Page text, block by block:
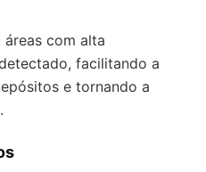
áreas com alta
facilitando a
e tornando a